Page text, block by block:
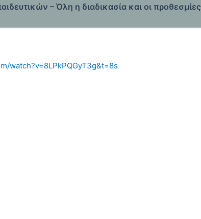
– Όλη η διαδικασία και οι προθεσμίες
watch?v=8LPkPQGyT3g&t=8s